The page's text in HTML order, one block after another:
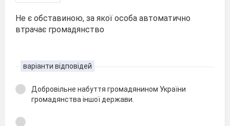
Не є обставиною, за якої особа автоматично
втрачає громадянство
варіанти відповідей
Добровільне набуття громадянином України
громадянства іншої держави.